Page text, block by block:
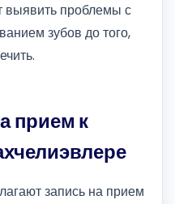
выявить проблемы с
зубов до того,
прием к
запись на прием